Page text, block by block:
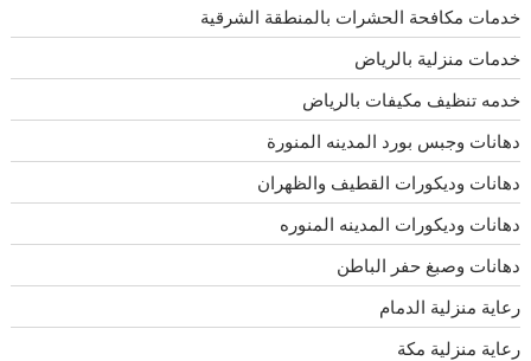
خدمات مكافحة الحشرات بالمنطقة الشرقية
خدمات منزلية بالرياض
خدمه تنظيف مكيفات بالرياض
دهانات وجبس بورد المدينه المنورة
دهانات وديكورات القطيف والظهران
دهانات وديكورات المدينه المنوره
دهانات وصبغ حفر الباطن
رعاية منزلية الدمام
رعاية منزلية مكة